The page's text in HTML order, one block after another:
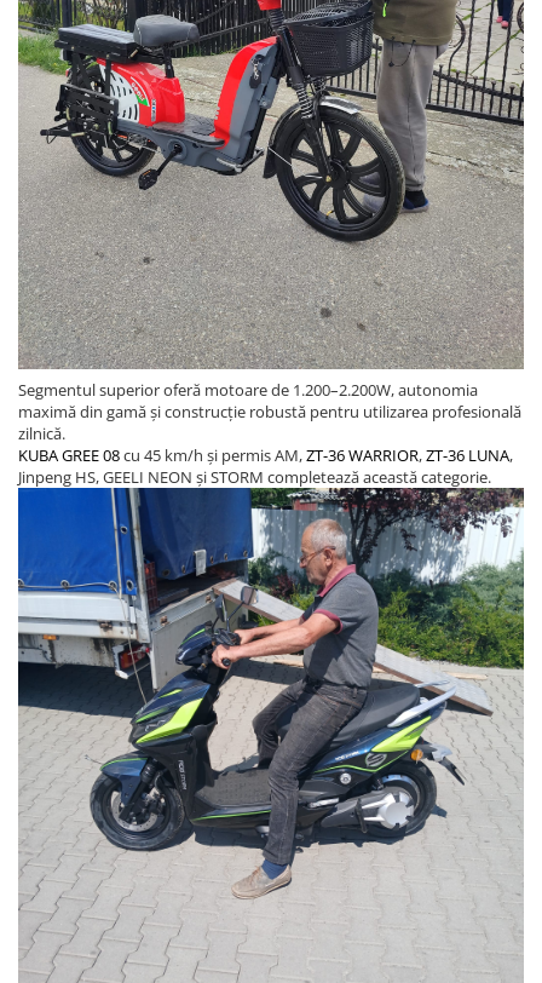
Huse / Parbrize
Toamna-Iarna
Oglinzi
Antifurturi
Cosuri, Cutii, Scaune
Suport Telefoane
Pompe
Diverse Electronice
Husa Tricicleta Electrica
Lumini Bicicleta
Aparatori Noroi Bicicleta
Trolii Electrice
Accesorii Triciclete Electrice
Casti Bike-Moto
Accesorii Trotinete
Produse Resigilate
BMS-uri
Scule si intretinere
Promotiile Lunii
Resigilate
Piese Triciclete Universale
Suspensii Triciclu Electric
Oglinzi Triciclu Electric
Frână Triciclu Electric
Baterie Tricicleta Electrica
Ulei Diferential Triciclu Electric
Comenzi Ghidon Triciclu Electric
Segmentul superior oferă motoare de 1.200–2.200W, autonomia
maximă din gamă și construcție robustă pentru utilizarea profesională
zilnică.
KUBA GREE 08cu 45 km/h și permis AM,ZT-36 WARRIOR,ZT-36 LUNA,
Jinpeng HS, GEELI NEON și STORM completează această categorie.